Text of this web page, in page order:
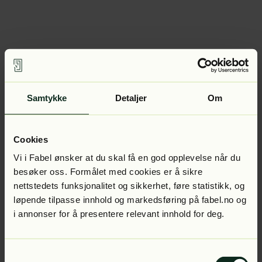
Samtykke Detaljer Om
Cookies
Vi i Fabel ønsker at du skal få en god opplevelse når du
besøker oss. Formålet med cookies er å sikre
nettstedets funksjonalitet og sikkerhet, føre statistikk, og
løpende tilpasse innhold og markedsføring på fabel.no og
i annonser for å presentere relevant innhold for deg.